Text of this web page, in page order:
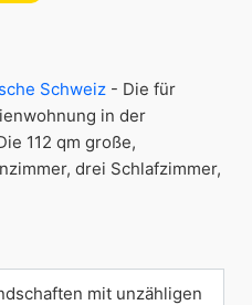
Schweiz - Die für
in der
112 qm große,
drei Schlafzimmer,
mit unzähligen